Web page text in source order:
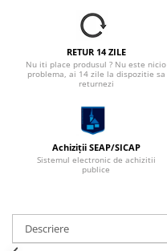
RETUR 14 ZILE
Nu iti place produsul ? Nu este nicio
problema, ai 14 zile la dispozitie sa
returnezi
Achiziții SEAP/SICAP
Sistemul electronic de achizitii
publice
Descriere